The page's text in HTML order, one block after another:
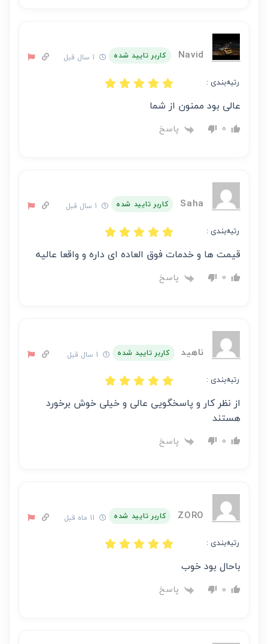
Navid کاربر تایید شده
رتبه‌بندی :
عالی بود ممنون از شما
0 پاسخ
Saha کاربر تایید شده
رتبه‌بندی :
قیمت ها و خدمات فوق العاده ای داره و واقعا عالیه
0 پاسخ
ناهید کاربر تایید شده
رتبه‌بندی :
از نظر کار و پاسخگویی عالی و خیلی خوش برخورد
هستند
0 پاسخ
ZORO کاربر تایید شده
رتبه‌بندی :
باحال بود خوب
0 پاسخ